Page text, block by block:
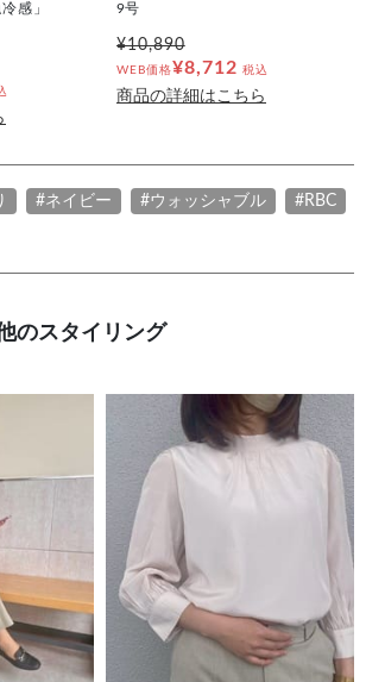
感」
9号
¥10,890
WEB価格¥8,712 税込
商品の詳細はこちら
#ネイビー #ウォッシャブル #RBC
のスタイリング